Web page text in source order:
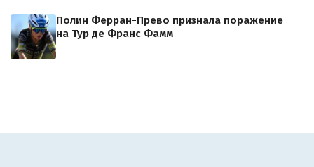
Полин Ферран-Прево признала поражение
на Тур де Франс Фамм